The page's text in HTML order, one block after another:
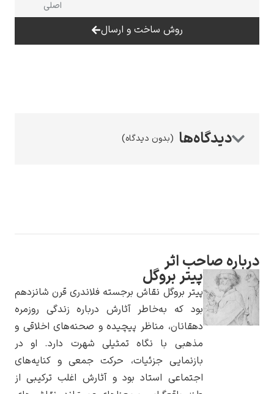
رامبرانت
پل سزان
روش ساخت و ارسال
(بدون دیدگاه)
اثر
پیتر بروگل
پیتر بروگل نقاش برجسته فلاندری قرن شانزدهم
بود که به‌خاطر آثارش درباره زندگی روزمره
دهقانان، مناظر پیچیده و صحنه‌های اخلاقی و
مذهبی با نگاه تمثیلی شهرت دارد. او در
بازنمایی جزئیات، حرکت جمعی و کنایه‌های
اجتماعی استاد بود و آثارش اغلب ترکیبی از